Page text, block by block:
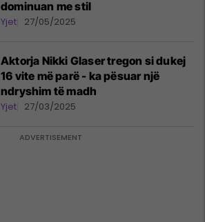
dominuan me stil
Yjet 27/05/2025
Aktorja Nikki Glaser tregon si dukej
16 vite më parë - ka pësuar një
ndryshim të madh
Yjet 27/03/2025